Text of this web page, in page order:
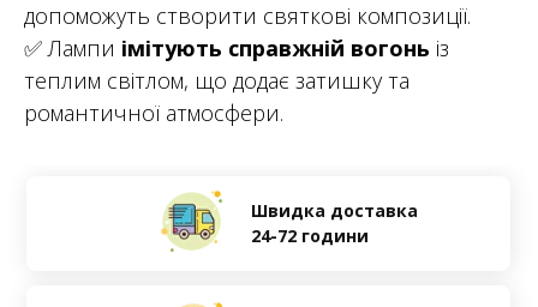
допоможуть створити святкові композиції.
✅ Лампи імітують справжній вогонь із
теплим світлом, що додає затишку та
романтичної атмосфери.
Швидка доставка
24-72 години